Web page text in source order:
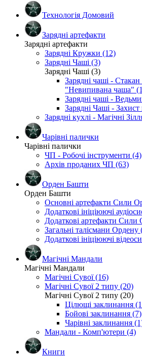
Технологія Домовий
Зарядні артефакти
Зарядні артефакти
Зарядні Кружки (12)
Зарядні Чаші (3)
Зарядні Чаші (3)
Зарядні чаші -
"Невипивана чаша"
Зарядні чаші -
Зарядні Чаші - Захист
Зарядні кухлі - Магічні
Чарівні палички
Чарівні палички
ЧП - Робочі інструменти (4)
Архів проданих ЧП (63)
Орден Башти
Орден Башти
Основні артефакти Сили
Додаткові ініціюючі
Додаткові артефакти Сили
Загальні талісмани Ордену
Додаткові ініціюючі
Магічні Мандали
Магічні Мандали
Магічні Сувої (16)
Магічні Сувої 2 типу (20)
Магічні Сувої 2 типу (20)
Цілющі заклинання
Бойові заклинання (7)
Чарівні заклинання
Мандали - Комп'ютери (4)
Книги